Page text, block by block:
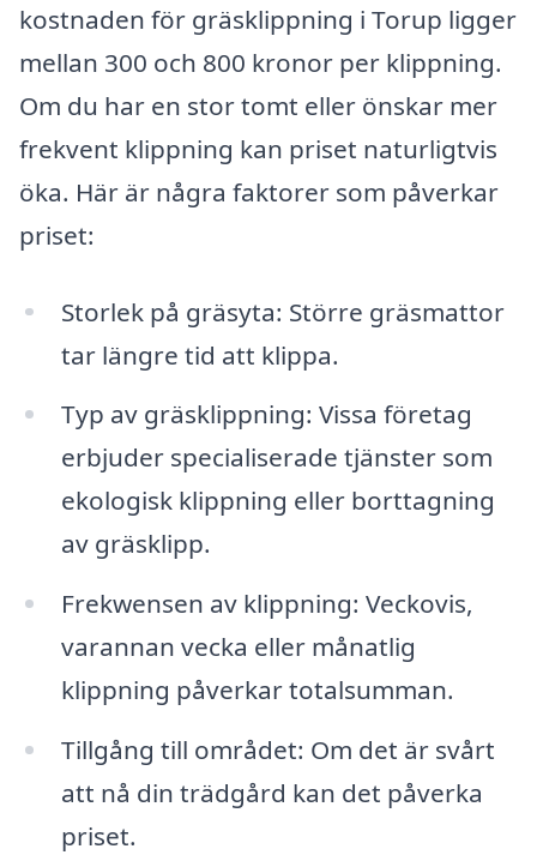
kostnaden för gräsklippning i Torup ligger
mellan 300 och 800 kronor per klippning.
Om du har en stor tomt eller önskar mer
frekvent klippning kan priset naturligtvis
öka. Här är några faktorer som påverkar
priset:
Storlek på gräsyta: Större gräsmattor
tar längre tid att klippa.
Typ av gräsklippning: Vissa företag
erbjuder specialiserade tjänster som
ekologisk klippning eller borttagning
av gräsklipp.
Frekwensen av klippning: Veckovis,
varannan vecka eller månatlig
klippning påverkar totalsumman.
Tillgång till området: Om det är svårt
att nå din trädgård kan det påverka
priset.